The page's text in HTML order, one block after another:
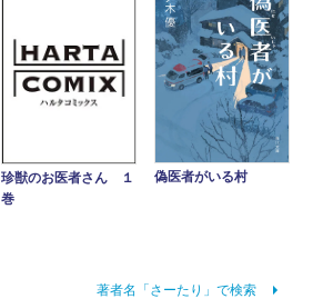
珍獣のお医者さん １
巻
偽医者がいる村
著者名「さーたり」で検索